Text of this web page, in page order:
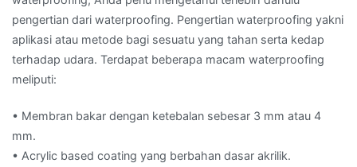
pengertian dari waterproofing. Pengertian waterproofing yakni
aplikasi atau metode bagi sesuatu yang tahan serta kedap
terhadap udara. Terdapat beberapa macam waterproofing
meliputi:
• Membran bakar dengan ketebalan sebesar 3 mm atau 4
mm.
• Acrylic based coating yang berbahan dasar akrilik.